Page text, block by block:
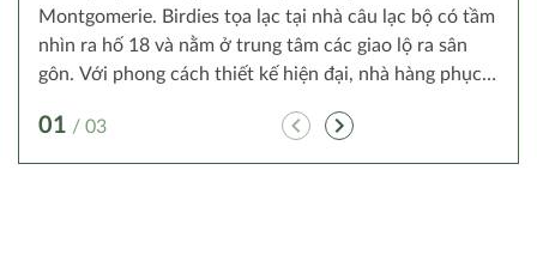
Montgomerie. Birdies tọa lạc tại nhà câu lạc bộ có tầm
nhìn ra hố 18 và nằm ở trung tâm các giao lộ ra sân
gôn. Với phong cách thiết kế hiện đại, nhà hàng phục
ấn tượng.
01 / 03
Nhà hàng với phong cách thiết kế tối giãn bao gồm
một quầy bar nhỏ và khu vực mái hiên, nằm ở Sân tập
có tầm nhìn tuyệt vời ra khoảng không gian rộng lớn.
với nhiều vách kính tạo cảm giác thoáng đãng hoặc tận
đầy đủ tiện ích sẽ biến ngày trọng đại của bạn trở nên
độc nhất vô nhị.